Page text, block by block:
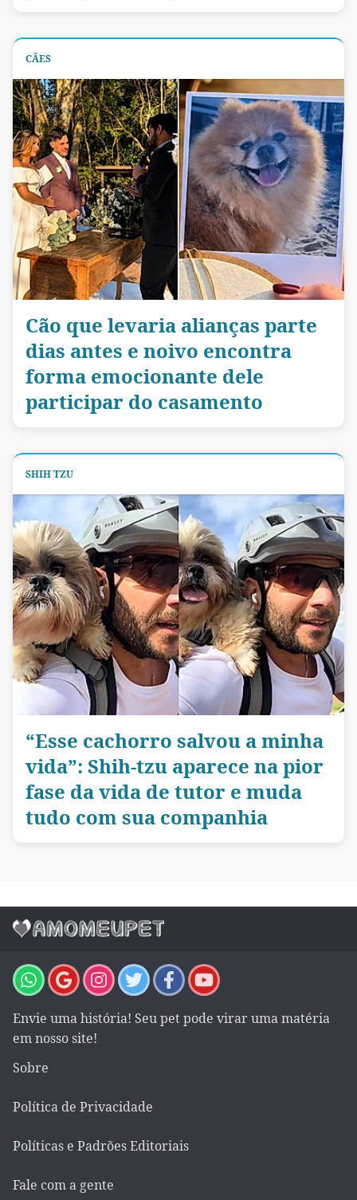
CÃES
Cão que levaria alianças parte
dias antes e noivo encontra
forma emocionante dele
participar do casamento
SHIH TZU
“Esse cachorro salvou a minha
vida”: Shih-tzu aparece na pior
fase da vida de tutor e muda
tudo com sua companhia
Envie uma história! Seu pet pode virar uma matéria
em nosso site!
Sobre
Política de Privacidade
Políticas e Padrões Editoriais
Fale com a gente